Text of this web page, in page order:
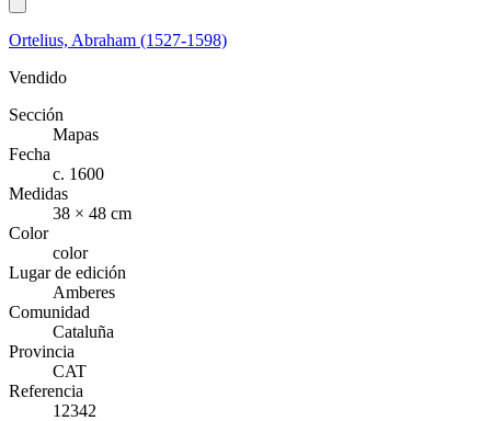
Ortelius, Abraham (1527-1598)
Vendido
Sección
Mapas
Fecha
c. 1600
Medidas
38 × 48 cm
Color
color
Lugar de edición
Amberes
Comunidad
Cataluña
Provincia
CAT
Referencia
12342